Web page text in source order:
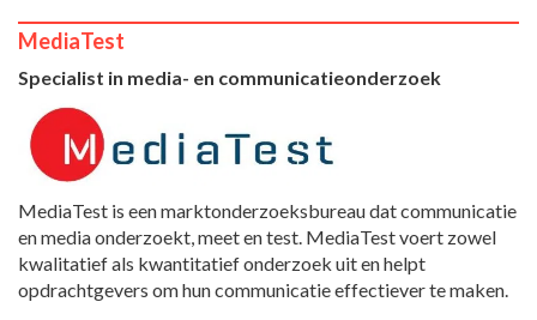
MediaTest
Specialist in media- en communicatieonderzoek
MediaTest is een marktonderzoeksbureau dat communicatie
en media onderzoekt, meet en test. MediaTest voert zowel
kwalitatief als kwantitatief onderzoek uit en helpt
opdrachtgevers om hun communicatie effectiever te maken.